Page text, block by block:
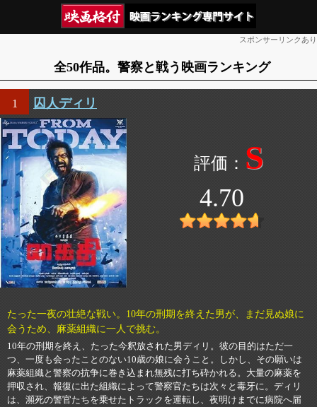
スポンサーリンクあり
全50作品。警察と戦う映画ランキング
1 囚人ディリ
S
4.70
たった一夜の壮絶な戦い。10年の刑期を終えた男が、まだ見ぬ娘に
会うため、麻薬組織に一人で挑む。
10年の刑期を終え、たった今釈放された男ディリ。彼の目的はただ一
つ、一度も会ったことのない10歳の娘に会うこと。しかし、その願いは
麻薬組織と警察の抗争に巻き込まれ無残に打ち砕かれる。大量の麻薬を
押収され、報復に出た組織によって警察官たちは次々と毒牙に。ディリ
は、瀕死の警官たちを乗せたトラックを運転し、夜明けまでに病院へ届